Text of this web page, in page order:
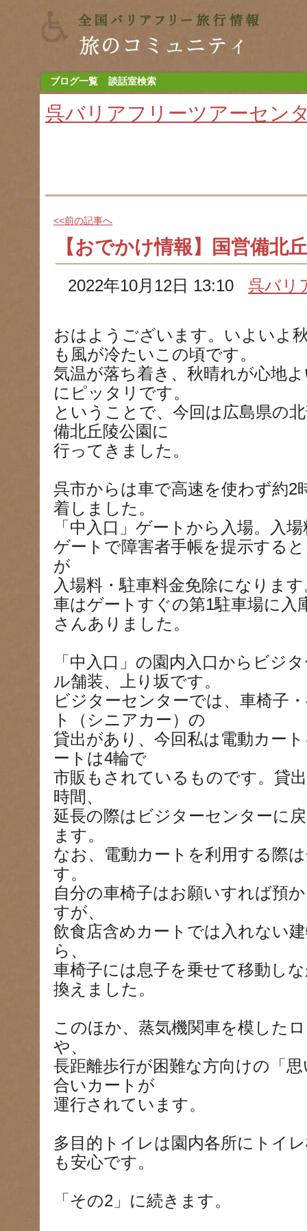
ブログ一覧 談話室検索
呉バリアフリーツアーセン
<<前の記事へ
【おでかけ情報】国営備北
2022年10月12日 13:10呉バリ
おはようございます。いよいよ
も風が冷たいこの頃です。
気温が落ち着き、秋晴れが心地
にピッタリです。
ということで、今回は広島県の
備北丘陵公園に
行ってきました。
呉市からは車で高速を使わず約2
着しました。
「中入口」ゲートから入場。入
ゲートで障害者手帳を提示する
が
入場料・駐車料金免除になります
車はゲートすぐの第1駐車場に入
さんありました。
「中入口」の園内入口からビジ
ル舗装、上り坂です。
ビジターセンターでは、車椅子
ト（シニアカー）の
貸出があり、今回私は電動カー
ートは4輪で
市販もされているものです。貸
時間、
延長の際はビジターセンターに
ます。
なお、電動カートを利用する際
す。
自分の車椅子はお願いすれば預
すが、
飲食店含めカートでは入れない
ら、
車椅子には息子を乗せて移動し
換えました。
このほか、蒸気機関車を模した
や、
長距離歩行が困難な方向けの「
合いカートが
運行されています。
多目的トイレは園内各所にトイ
も安心です。
「その2」に続きます。